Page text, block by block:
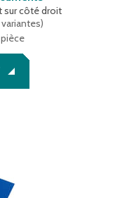
sur côté droit
)